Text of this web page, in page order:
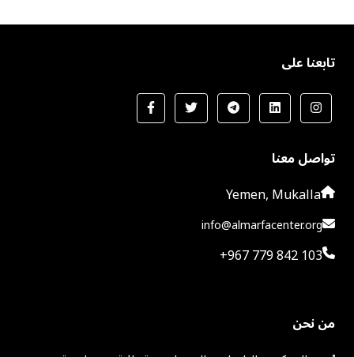
تابعنا على
تواصل معنا
Yemen, Mukalla
info@almarfacenter.org
+967 779 842 103
من نحن